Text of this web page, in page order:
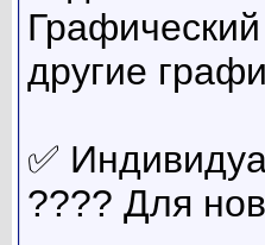
другие
✅
???? Для